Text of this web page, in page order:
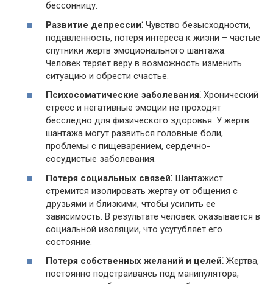
бессонницу.​
Развитие депрессии⁚ Чувство безысходности,
подавленность, потеря интереса к жизни – частые
спутники жертв эмоционального шантажа.​
Человек теряет веру в возможность изменить
ситуацию и обрести счастье.​
Психосоматические заболевания⁚ Хронический
стресс и негативные эмоции не проходят
бесследно для физического здоровья.​ У жертв
шантажа могут развиться головные боли,
проблемы с пищеварением, сердечно-
сосудистые заболевания.​
Потеря социальных связей⁚ Шантажист
стремится изолировать жертву от общения с
друзьями и близкими, чтобы усилить ее
зависимость. В результате человек оказывается в
социальной изоляции, что усугубляет его
состояние.​
Потеря собственных желаний и целей⁚ Жертва,
постоянно подстраиваясь под манипулятора,